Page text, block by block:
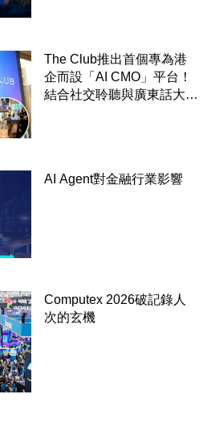
The Club推出首個專為港
企而設「AI CMO」平台！
結合社交聆聽與廣東話大模
AI Agent對金融行業影響
Computex 2026破記錄人
次的玄機